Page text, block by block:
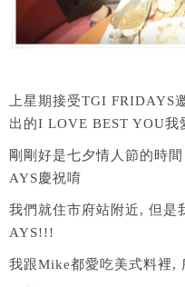
上星期接受TGI FRIDAYS
出的I LOVE BEST YOU我
剛剛好是七夕情人節的時
AYS慶祝唷
我們就住市府站附近, 但是
AYS!!!
我跟Mike都愛吃美式料裡,